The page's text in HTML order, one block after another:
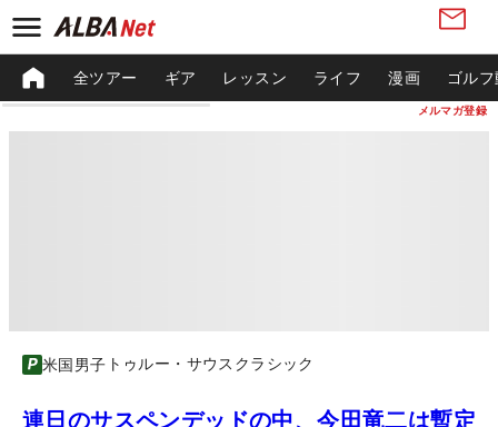
メルマガ登録
全ツアー ギア レッスン ライフ 漫画 ゴル
米国男子 トゥルー・サウスクラシック
連日のサスペンデッドの中、今田竜二は暫定